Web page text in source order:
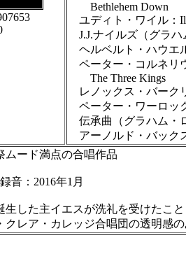
Bethlehem Down
ユディト・ワイル：
J.J.ナイルズ（グラハ
ヘルベルト・ハウエ
ペーター・コルネリ
The Three Kings
レノックス・バーク
ペーター・ワーロッ
伝承曲（グラハム・
アーノルド・バック
ード満点の合唱作品
音：2016年1月
した主イエスが洗礼を受けたこ
レア・カレッジ合唱団の透明感の